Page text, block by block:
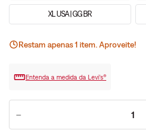
XL USA | GG BR
Restam apenas1 item. Aproveite!
Entenda a medida da Levi’s®
－